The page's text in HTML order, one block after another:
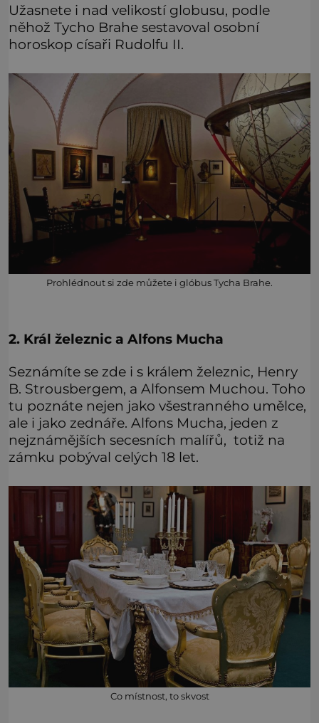
Užasnete i nad velikostí globusu, podle
něhož Tycho Brahe sestavoval osobní
horoskop císaři Rudolfu II.
Prohlédnout si zde můžete i glóbus Tycha Brahe.
2. Král železnic a Alfons Mucha
Seznámíte se zde i s králem železnic, Henry
B. Strousbergem, a Alfonsem Muchou. Toho
tu poznáte nejen jako všestranného umělce,
ale i jako zednáře. Alfons Mucha, jeden z
nejznámějších secesních malířů, totiž na
zámku pobýval celých 18 let.
Co místnost, to skvost